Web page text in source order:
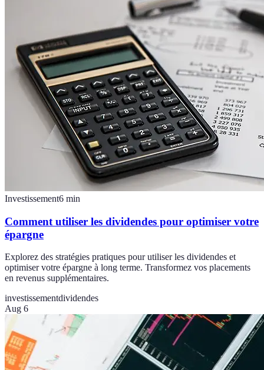
Investissement6 min
Comment utiliser les dividendes pour optimiser votre
épargne
Explorez des stratégies pratiques pour utiliser les dividendes et
optimiser votre épargne à long terme. Transformez vos placements
en revenus supplémentaires.
investissementdividendes
Aug 6